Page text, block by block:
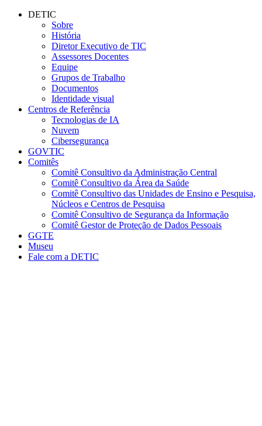
Conteúdo principal
DETIC
Sobre
História
Diretor Executivo de TIC
Assessores Docentes
Equipe
Grupos de Trabalho
Documentos
Identidade visual
Centros de Referência
Tecnologias de IA
Nuvem
Cibersegurança
GOVTIC
Comitês
Comitê Consultivo da Administração Central
Comitê Consultivo da Área da Saúde
Comitê Consultivo das Unidades de Ensino e Pesquisa,
Núcleos e Centros de Pesquisa
Comitê Consultivo de Segurança da Informação
Comitê Gestor de Proteção de Dados Pessoais
GGTE
Museu
Fale com a DETIC